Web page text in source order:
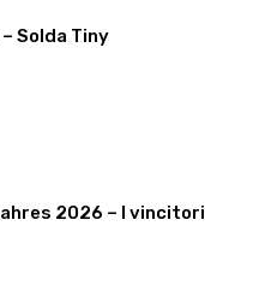
Solda Tiny
2026 – I vincitori